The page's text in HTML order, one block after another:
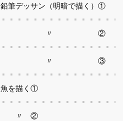
鉛筆デッサン（明暗で描く）①
〃 ②
〃 ③
魚を描く①
〃 ②